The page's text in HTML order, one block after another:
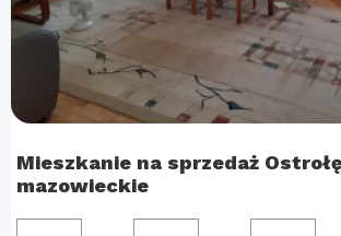
Mieszkanie na sprzedaż
mazowieckie